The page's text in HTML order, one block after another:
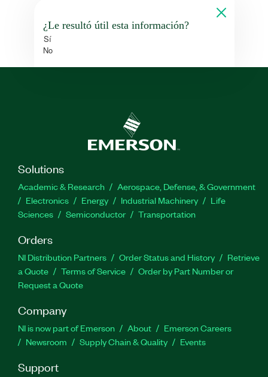
¿Le resultó útil esta información?
Sí
No
Solutions
Academic & Research
Aerospace, Defense, & Government
Electronics
Energy Industrial Machinery
Life
Sciences
Semiconductor Transportation
Orders
NI Distribution Partners Order Status and History
Retrieve
a Quote
Terms of Service
Order by Part Number or
Request a Quote
Company
NI is now part of Emerson About
Emerson Careers
Newsroom
Supply Chain & Quality Events
Support